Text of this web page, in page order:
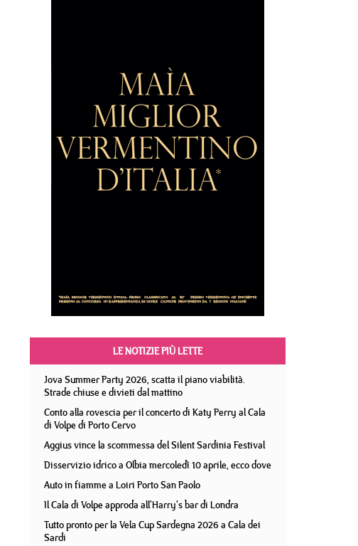
LE NOTIZIE PIÙ LETTE
Jova Summer Party 2026, scatta il piano viabilità.
Strade chiuse e divieti dal mattino
Conto alla rovescia per il concerto di Katy Perry al Cala
di Volpe di Porto Cervo
Aggius vince la scommessa del Silent Sardinia Festival
Disservizio idrico a Olbia mercoledì 10 aprile, ecco dove
Auto in fiamme a Loiri Porto San Paolo
Il Cala di Volpe approda all'Harry's bar di Londra
Tutto pronto per la Vela Cup Sardegna 2026 a Cala dei
Sardi